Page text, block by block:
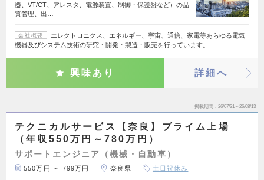
器、VT/CT、アレスタ、電源装置、制御・保護盤など）の品
質管理、出…
会社概要
エレクトロニクス、エネルギー、宇宙、通信、家電等あらゆる電気
機器及びシステム技術の研究・開発・製造・販売を行っています。…
興味あり 詳細へ
掲載期間 26/07/31～26/08/13
テクニカルサービス【奈良】プライム上場
（年収550万円～780万円）
サポートエンジニア（機械・自動車）
550万円 ～ 799万円 奈良県 土日祝休み